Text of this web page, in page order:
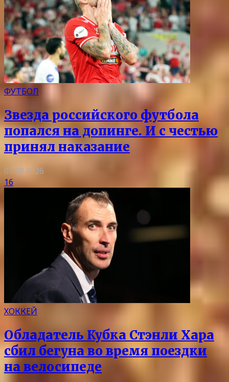
ФУТБОЛ
Звезда российского футбола
попался на допинге. И с честью
принял наказание
07.08.2026
16
ХОККЕЙ
Обладатель Кубка Стэнли Хара
сбил бегуна во время поездки
на велосипеде